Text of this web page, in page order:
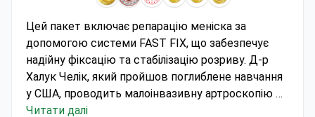
Цей пакет включає репарацію меніска за
допомогою системи FAST FIX, що забезпечує
надійну фіксацію та стабілізацію розриву. Д-р
Халук Челік, який пройшов поглиблене навчання
у США, проводить малоінвазивну артроскопію в
акредитованому JCI
Читати далі